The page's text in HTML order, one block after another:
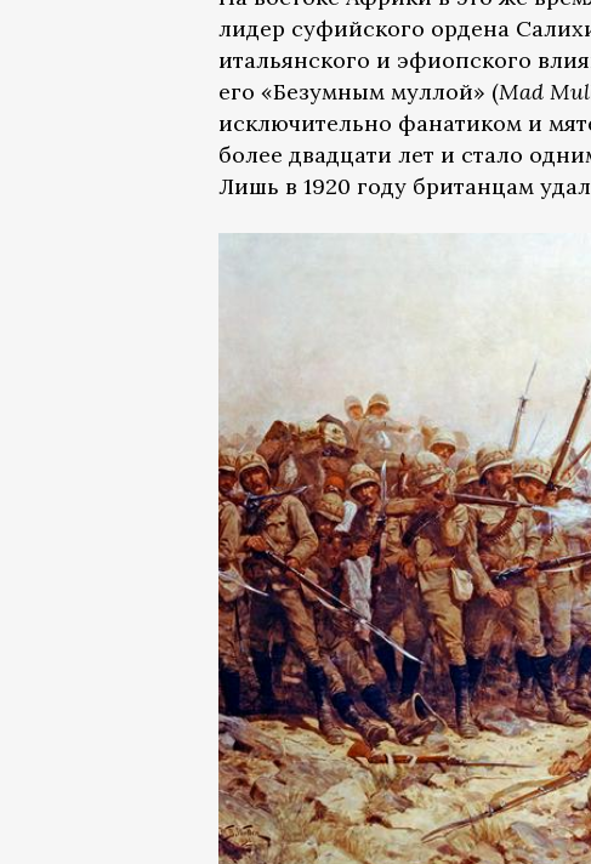
лидер суфийского ордена
итальянского и эфиопского
его «Безумным муллой» (Mad
исключительно фанатиком и
более двадцати лет и стало
Лишь в 1920 году британцам